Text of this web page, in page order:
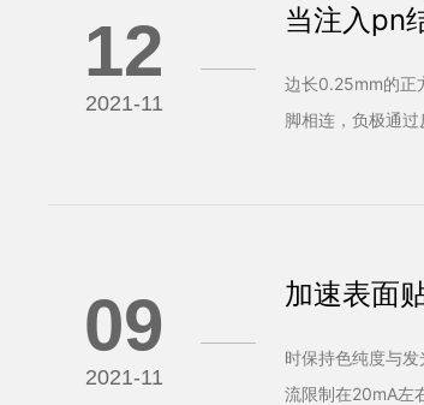
12
2021-11
当注入pn
边长0.25mm的正
脚相连，负极通
09
2021-11
加速表面
时保持色纯度与
流限制在20mA左